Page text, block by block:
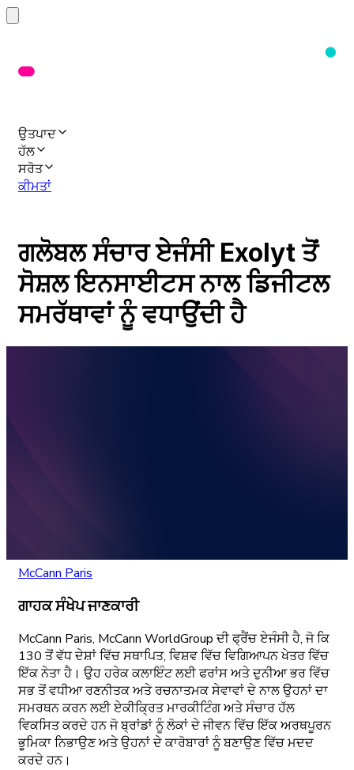
ਉਤਪਾਦ
ਹੱਲ
ਸਰੋਤ
ਕੀਮਤਾਂ
ਗਲੋਬਲ ਸੰਚਾਰ ਏਜੰਸੀ Exolyt ਤੋਂ
ਸੋਸ਼ਲ ਇਨਸਾਈਟਸ ਨਾਲ ਡਿਜੀਟਲ
ਸਮਰੱਥਾਵਾਂ ਨੂੰ ਵਧਾਉਂਦੀ ਹੈ
McCann Paris
ਗਾਹਕ ਸੰਖੇਪ ਜਾਣਕਾਰੀ
McCann Paris, McCann WorldGroup ਦੀ ਫ੍ਰੈਂਚ ਏਜੰਸੀ ਹੈ, ਜੋ ਕਿ
130 ਤੋਂ ਵੱਧ ਦੇਸ਼ਾਂ ਵਿੱਚ ਸਥਾਪਿਤ, ਵਿਸ਼ਵ ਵਿੱਚ ਵਿਗਿਆਪਨ ਖੇਤਰ ਵਿੱਚ
ਇੱਕ ਨੇਤਾ ਹੈ। ਉਹ ਹਰੇਕ ਕਲਾਇੰਟ ਲਈ ਫਰਾਂਸ ਅਤੇ ਦੁਨੀਆ ਭਰ ਵਿੱਚ
ਸਭ ਤੋਂ ਵਧੀਆ ਰਣਨੀਤਕ ਅਤੇ ਰਚਨਾਤਮਕ ਸੇਵਾਵਾਂ ਦੇ ਨਾਲ ਉਹਨਾਂ ਦਾ
ਸਮਰਥਨ ਕਰਨ ਲਈ ਏਕੀਕ੍ਰਿਤ ਮਾਰਕੀਟਿੰਗ ਅਤੇ ਸੰਚਾਰ ਹੱਲ
ਵਿਕਸਿਤ ਕਰਦੇ ਹਨ ਜੋ ਬ੍ਰਾਂਡਾਂ ਨੂੰ ਲੋਕਾਂ ਦੇ ਜੀਵਨ ਵਿੱਚ ਇੱਕ ਅਰਥਪੂਰਨ
ਭੂਮਿਕਾ ਨਿਭਾਉਣ ਅਤੇ ਉਹਨਾਂ ਦੇ ਕਾਰੋਬਾਰਾਂ ਨੂੰ ਬਣਾਉਣ ਵਿੱਚ ਮਦਦ
ਕਰਦੇ ਹਨ।